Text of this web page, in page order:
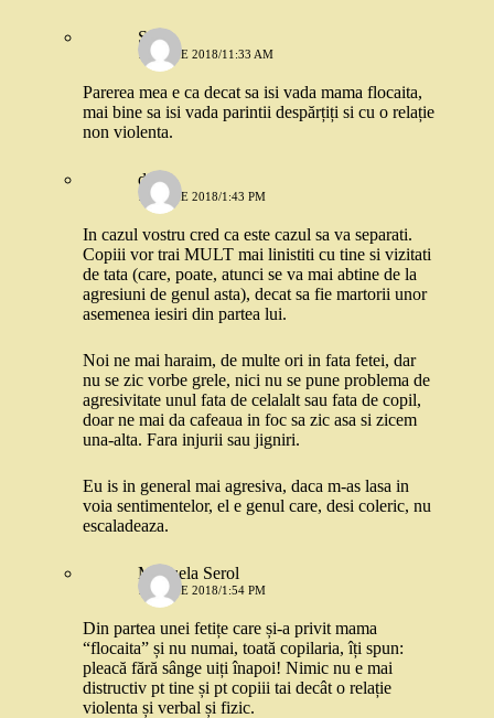
S
18 IUNIE 2018/11:33 AM
Parerea mea e ca decat sa isi vada mama flocaita,
mai bine sa isi vada parintii despărțiți si cu o relație
non violenta.
dojo
18 IUNIE 2018/1:43 PM
In cazul vostru cred ca este cazul sa va separati.
Copiii vor trai MULT mai linistiti cu tine si vizitati
de tata (care, poate, atunci se va mai abtine de la
agresiuni de genul asta), decat sa fie martorii unor
asemenea iesiri din partea lui.
Noi ne mai haraim, de multe ori in fata fetei, dar
nu se zic vorbe grele, nici nu se pune problema de
agresivitate unul fata de celalalt sau fata de copil,
doar ne mai da cafeaua in foc sa zic asa si zicem
una-alta. Fara injurii sau jigniri.
Eu is in general mai agresiva, daca m-as lasa in
voia sentimentelor, el e genul care, desi coleric, nu
escaladeaza.
Manuela Serol
18 IUNIE 2018/1:54 PM
Din partea unei fetițe care și-a privit mama
“flocaita” și nu numai, toată copilaria, îți spun:
pleacă fără sânge uiți înapoi! Nimic nu e mai
distructiv pt tine și pt copiii tai decât o relație
violenta și verbal și fizic.